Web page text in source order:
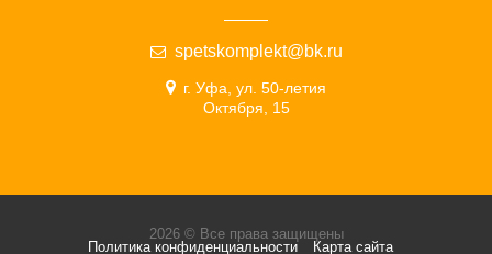
spetskomplekt@bk.ru
г. Уфа, ул. 50-летия
Октября, 15
2026 © Все права защищены
Политика конфиденциальности
Карта сайта